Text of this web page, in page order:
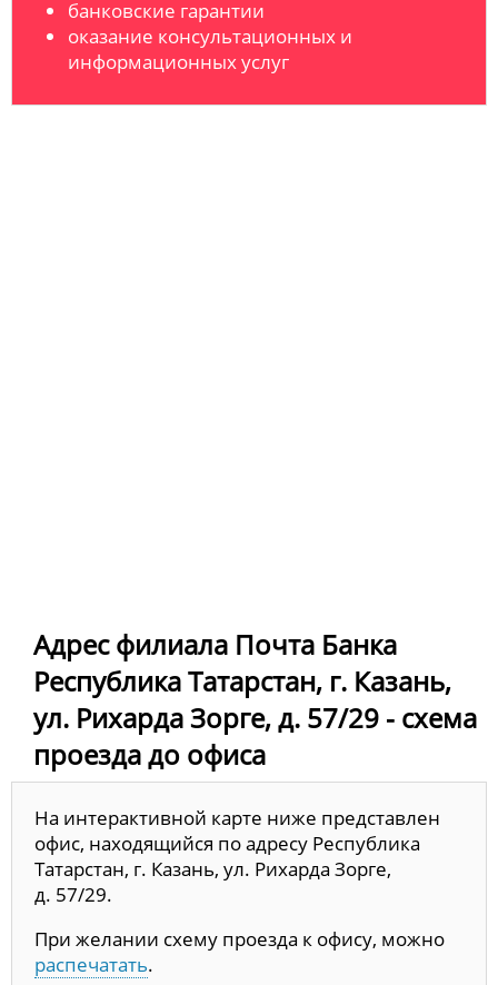
банковские гарантии
оказание консультационных и
информационных услуг
Адрес филиала Почта Банка
Республика Татарстан, г. Казань,
ул. Рихарда Зорге, д. 57/29 - схема
проезда до офиса
На интерактивной карте ниже представлен
офис, находящийся по адресу Республика
Татарстан, г. Казань, ул. Рихарда Зорге,
д. 57/29.
При желании схему проезда к офису, можно
распечатать.